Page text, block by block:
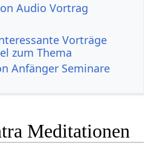
Audio Vortrag
Vorträge
zum Thema
Anfänger Seminare
Meditationen